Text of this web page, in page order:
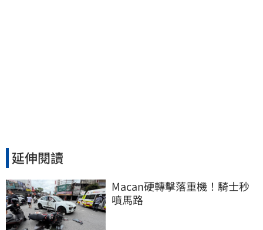
延伸閱讀
Macan硬轉擊落重機！騎士秒
噴馬路